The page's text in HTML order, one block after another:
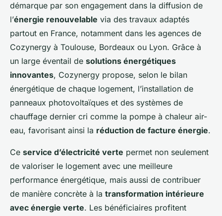
démarque par son engagement dans la diffusion de
l’énergie renouvelable via des travaux adaptés
partout en France, notamment dans les agences de
Cozynergy à Toulouse, Bordeaux ou Lyon. Grâce à
un large éventail de solutions énergétiques
innovantes, Cozynergy propose, selon le bilan
énergétique de chaque logement, l’installation de
panneaux photovoltaïques et des systèmes de
chauffage dernier cri comme la pompe à chaleur air-
eau, favorisant ainsi la réduction de facture énergie.
Ce service d’électricité verte permet non seulement
de valoriser le logement avec une meilleure
performance énergétique, mais aussi de contribuer
de manière concrète à la transformation intérieure
avec énergie verte. Les bénéficiaires profitent